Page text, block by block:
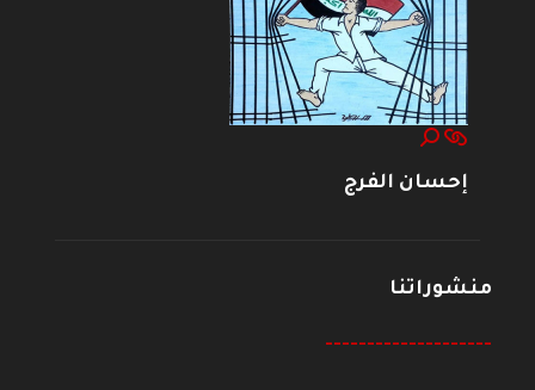
إحسان الفرج
منشوراتنا
--------------------